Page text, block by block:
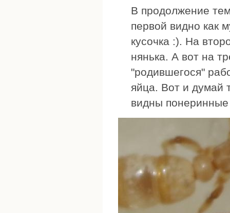
В продолжение
первой видно как
кусочка :). На
нянька. А вот на
"родившегося"
яйца. Вот и думай
видны